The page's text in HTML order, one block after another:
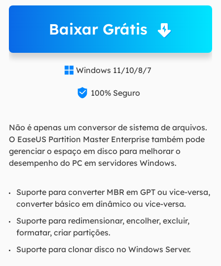
Baixar Grátis
 Windows 11/10/8/7
 100% Seguro
Não é apenas um conversor de sistema de arquivos.
O EaseUS Partition Master Enterprise também pode
gerenciar o espaço em disco para melhorar o
desempenho do PC em servidores Windows.
Suporte para converter MBR em GPT ou vice-versa,
converter básico em dinâmico ou vice-versa.
Suporte para redimensionar, encolher, excluir,
formatar, criar partições.
Suporte para clonar disco no Windows Server.